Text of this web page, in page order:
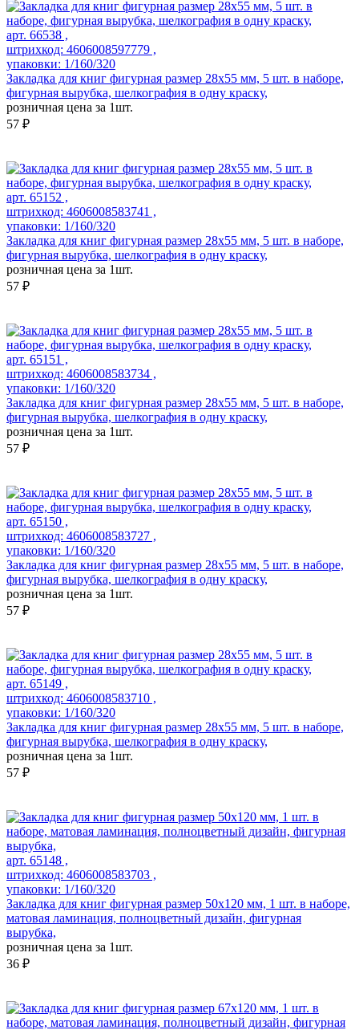
арт. 66538 ,
штрихкод: 4606008597779 ,
упаковки: 1/160/320
Закладка для книг фигурная размер 28х55 мм, 5 шт. в наборе,
фигурная вырубка, шелкография в одну краску,
розничная цена за 1шт.
57 ₽
арт. 65152 ,
штрихкод: 4606008583741 ,
упаковки: 1/160/320
Закладка для книг фигурная размер 28х55 мм, 5 шт. в наборе,
фигурная вырубка, шелкография в одну краску,
розничная цена за 1шт.
57 ₽
арт. 65151 ,
штрихкод: 4606008583734 ,
упаковки: 1/160/320
Закладка для книг фигурная размер 28х55 мм, 5 шт. в наборе,
фигурная вырубка, шелкография в одну краску,
розничная цена за 1шт.
57 ₽
арт. 65150 ,
штрихкод: 4606008583727 ,
упаковки: 1/160/320
Закладка для книг фигурная размер 28х55 мм, 5 шт. в наборе,
фигурная вырубка, шелкография в одну краску,
розничная цена за 1шт.
57 ₽
арт. 65149 ,
штрихкод: 4606008583710 ,
упаковки: 1/160/320
Закладка для книг фигурная размер 28х55 мм, 5 шт. в наборе,
фигурная вырубка, шелкография в одну краску,
розничная цена за 1шт.
57 ₽
арт. 65148 ,
штрихкод: 4606008583703 ,
упаковки: 1/160/320
Закладка для книг фигурная размер 50х120 мм, 1 шт. в наборе,
матовая ламинация, полноцветный дизайн, фигурная
вырубка,
розничная цена за 1шт.
36 ₽